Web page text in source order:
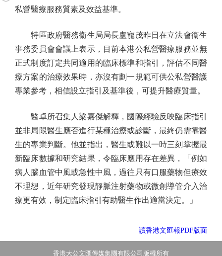
私營醫療服務質素及效益基準。
特區政府醫務衞生局局長盧寵茂昨日在立法會衞生
事務委員會會議上表示，目前本港公私營醫療服務並無
正式制度訂定共同適用的臨床標準和指引，評估不同醫
療方案的治療效果時，亦沒有劃一規範可供公私營醫護
專業參考，相信設立指引及基準後，可提升醫療質量。
醫卓所召集人梁嘉傑解釋，國際經驗反映臨床指引
並非局限醫生應否進行某種治療或診斷，最終仍需靠醫
生的專業判斷。他並指出，醫生或難以一時三刻掌握最
新臨床數據和研究結果，令臨床應用存在差異，「例如
病人腦血管中風或急性中風，過往只有口服藥物但療效
不理想，近年研究發現靜脈注射藥物或微創導管介入治
療更有效，制定臨床指引有助醫生作出適當決定。」
讀香港文匯報PDF版面
香港大公文匯傳媒集團有限公司版權所有